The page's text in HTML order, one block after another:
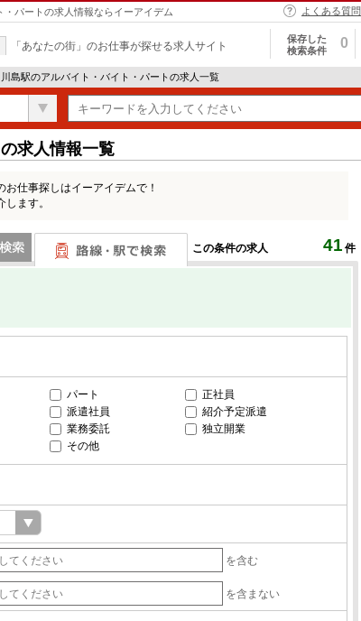
パートの求人情報ならイーアイデム よくある質問
「あなたの街」のお仕事が探せる求人サイト
保存した
検索条件
0
島駅のアルバイト・バイト・パートの求人一覧
求人情報一覧
仕事探しはイーアイデムで！
ます。
この条件の求人 41 件
パート
正社員
派遣社員
紹介予定派遣
業務委託
独立開業
その他
を含む
を含まない